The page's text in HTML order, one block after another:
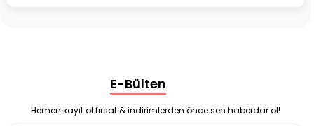
Enterogermina Family 5 ml 20 Flakon
Deep Flex Stres Azaltıcı ve Enerji Dengeleyici Topraklama
Matı Set 40x60 cm
Deep Flex Stres Azaltıcı ve Enerji Dengeleyici Topraklama
E-Bülten
Hemen kayıt ol fırsat & indirimlerden önce sen haberdar ol!